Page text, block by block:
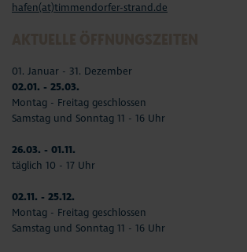
hafen(at)timmendorfer-strand.de
01. Januar - 31. Dezember
02.01. - 25.03.
Montag - Freitag geschlossen
Samstag und Sonntag 11 - 16 Uhr
26.03. - 01.11.
täglich 10 - 17 Uhr
02.11. - 25.12.
Montag - Freitag geschlossen
Samstag und Sonntag 11 - 16 Uhr